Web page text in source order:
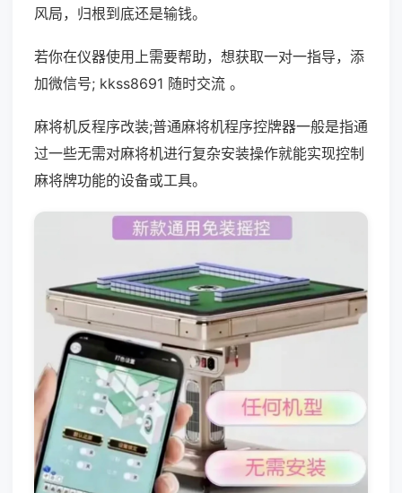
风局，归根到底还是输钱。
若你在仪器使用上需要帮助，想获取一对一指导，添
加微信号; kkss8691 随时交流 。
麻将机反程序改装;普通麻将机程序控牌器一般是指通
过一些无需对麻将机进行复杂安装操作就能实现控制
麻将牌功能的设备或工具。